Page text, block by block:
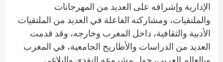
الإدارية وإشرافه على العديد من المهرجانات
والملتقيات، ومشاركته الفاعلة في العديد من الملتقيات
الأدبية والثقافية، داخل المغرب وخارجه، وقد قدمت
العديد من الدراسات والأطاريح الجامعية، في المغرب
وبالعالم العربي، حول مشروعه النقدي والبلاغي.